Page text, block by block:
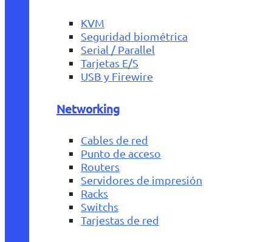
KVM
Seguridad biométrica
Serial / Parallel
Tarjetas E/S
USB y Firewire
Networking
Cables de red
Punto de acceso
Routers
Servidores de impresión
Racks
Switchs
Tarjestas de red